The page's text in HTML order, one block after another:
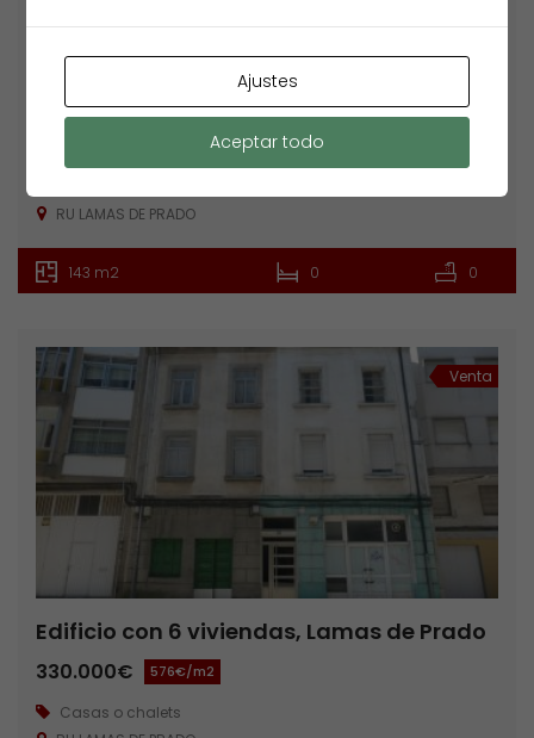
Entreplanta, Lamas de Prado
RU LAMAS DE PRADO
143 m2 0 0
Venta
Edificio con 6 viviendas, Lamas de Prado
330.000€ 576€/m2
Casas o chalets
Ajustes
Aceptar todo